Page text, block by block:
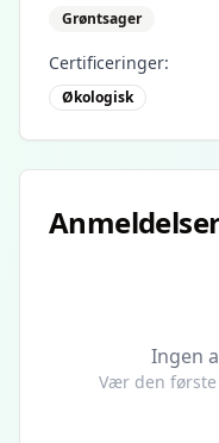
Grøntsager
Certificeringer:
Økologisk
Ingen
Vær den